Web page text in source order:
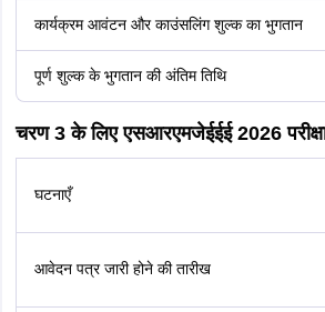
कार्यक्रम आवंटन और काउंसलिंग शुल्क का भुगतान
पूर्ण शुल्क के भुगतान की अंतिम तिथि
चरण 3 के लिए एसआरएमजेईईई 2026
घटनाएँ
आवेदन पत्र जारी होने की तारीख